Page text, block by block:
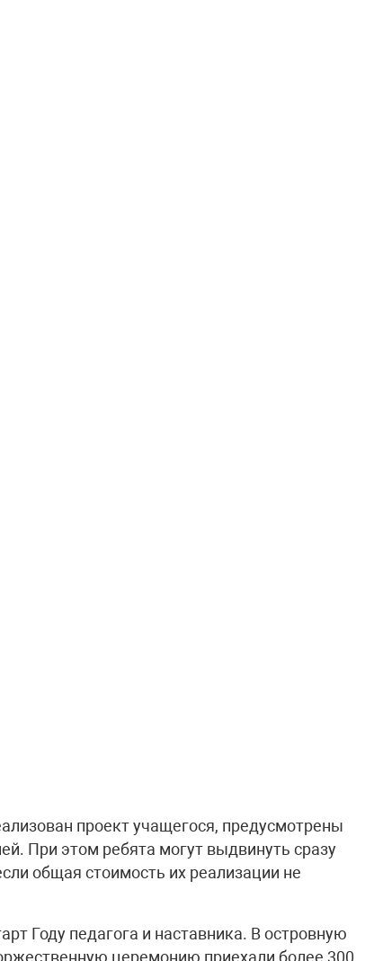
проект учащегося, предусмотрены
При этом ребята могут выдвинуть сразу
общая стоимость их реализации не
Году педагога и наставника. В островную